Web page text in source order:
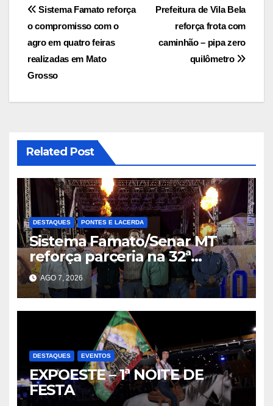
Navegação
de
Post
Prefeitura de Vila Bela
reforça frota com
caminhão – pipa zero
quilômetro
Sistema Famato reforça
o compromisso com o
agro em quatro feiras
realizadas em Mato
Grosso
Related Post
DESTAQUES PONTES E LACERDA
Sistema Famato/Senar MT
reforça parceria na 32ª
Expoeste e destaca potencial
de Pontes e Lacerda
AGO 7, 2026
DESTAQUES EVENTOS
EXPOESTE – 1ª NOITE DE
FESTA